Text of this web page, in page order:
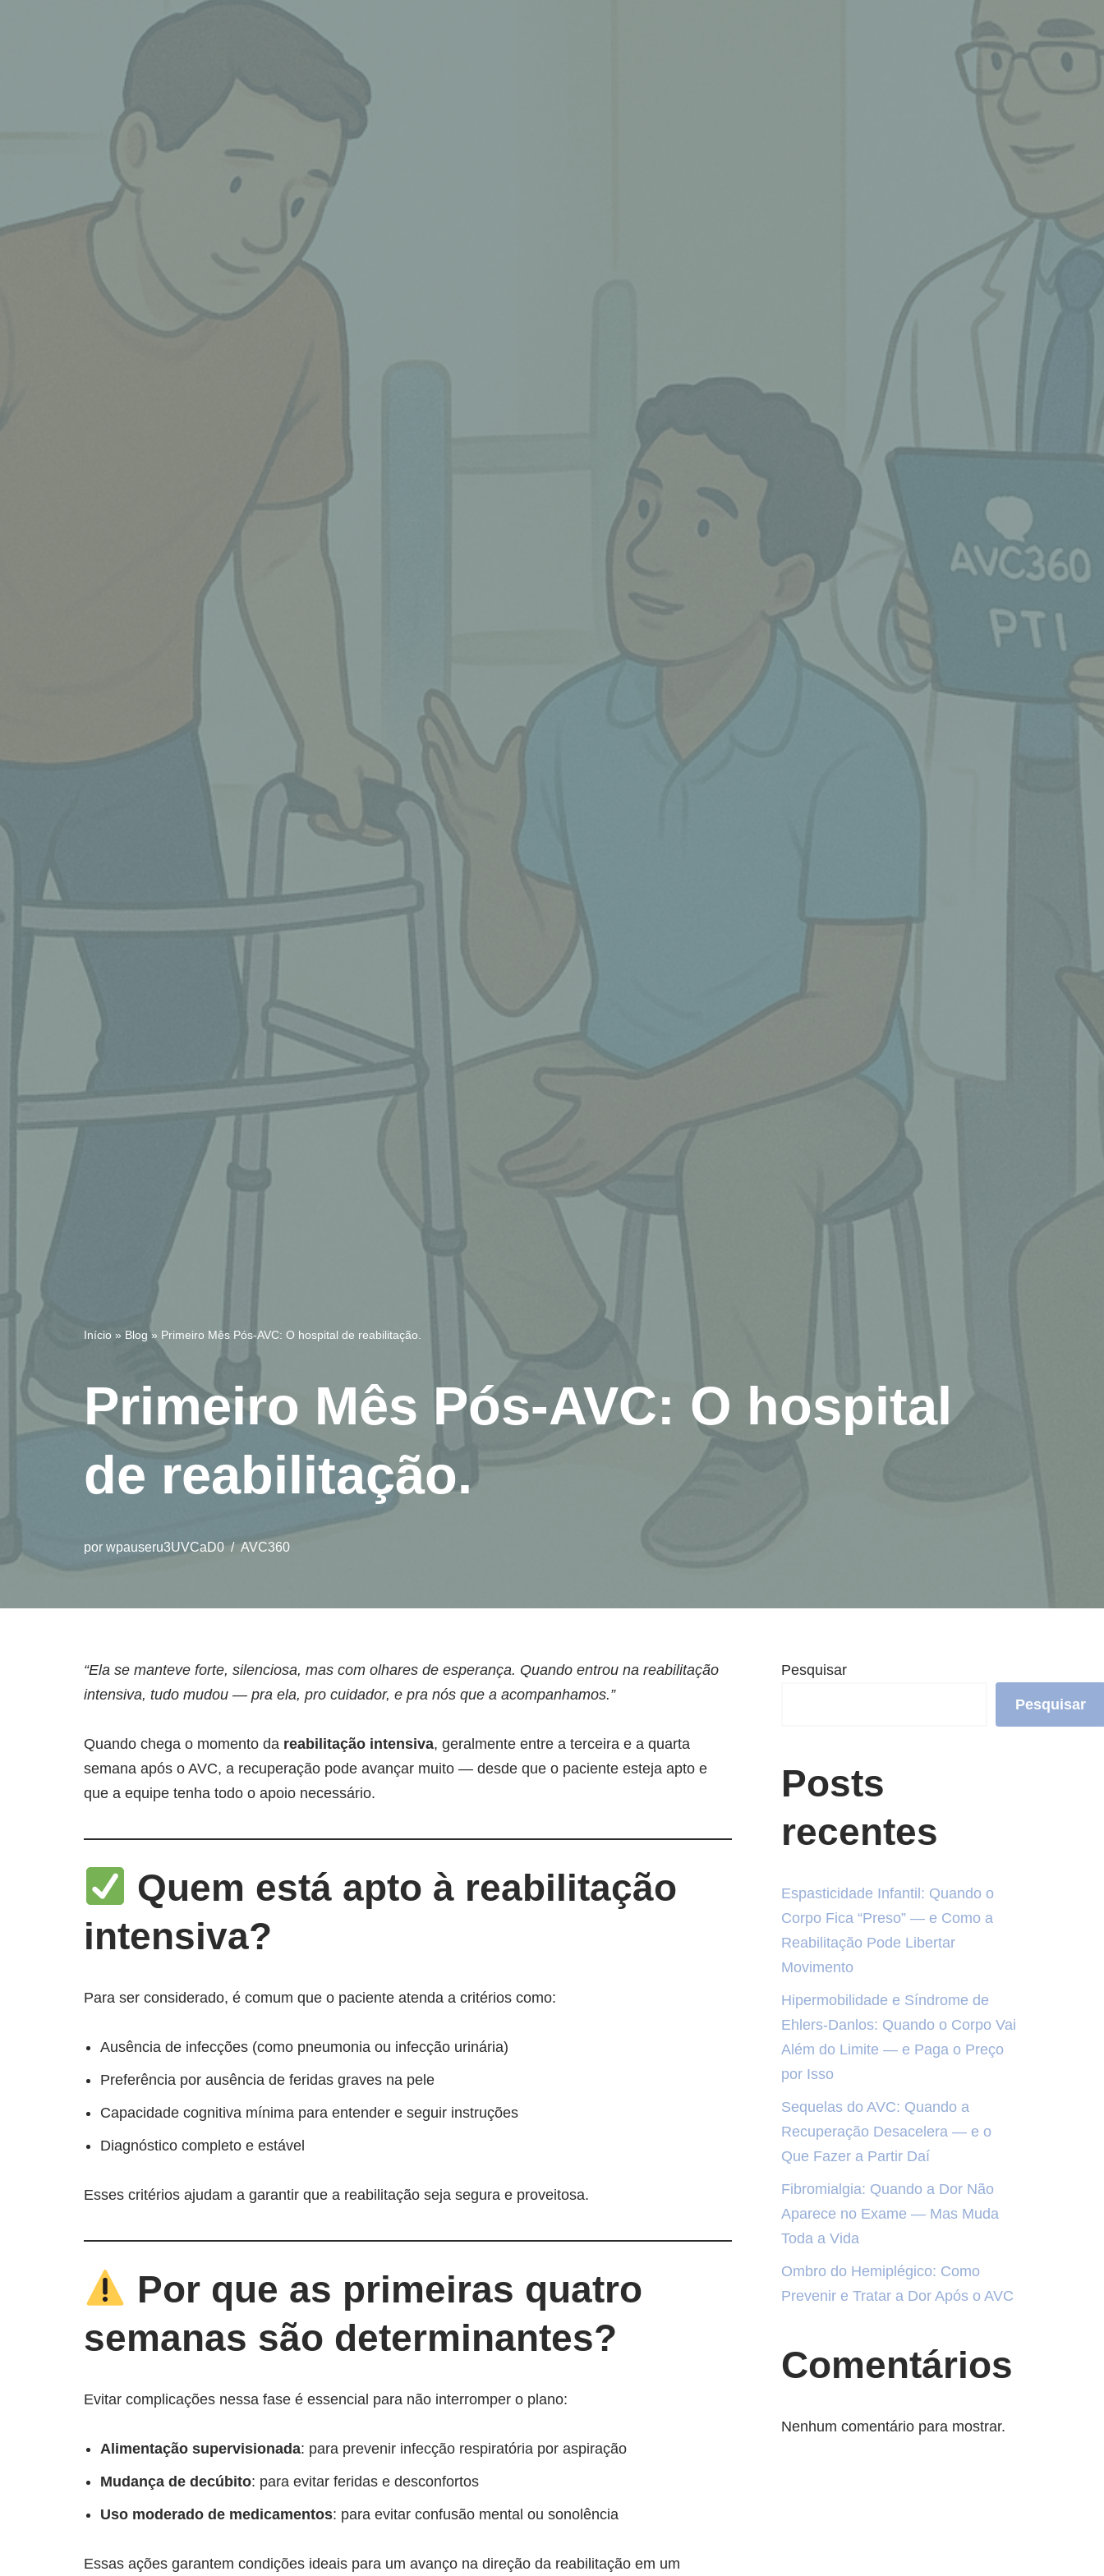
Início » Blog » Primeiro Mês Pós-AVC: O hospital de reabilitação.
Primeiro Mês Pós-AVC: O hospital
de reabilitação.
por wpauseru3UVCaD0 AVC360
“Ela se manteve forte, silenciosa, mas com olhares de esperança. Quando entrou na reabilitação
intensiva, tudo mudou — pra ela, pro cuidador, e pra nós que a acompanhamos.”
Quando chega o momento da reabilitação intensiva, geralmente entre a terceira e a quarta
semana após o AVC, a recuperação pode avançar muito — desde que o paciente esteja apto e
que a equipe tenha todo o apoio necessário.
Quem está apto à reabilitação
intensiva?
Para ser considerado, é comum que o paciente atenda a critérios como:
Ausência de infecções (como pneumonia ou infecção urinária)
Preferência por ausência de feridas graves na pele
Capacidade cognitiva mínima para entender e seguir instruções
Diagnóstico completo e estável
Esses critérios ajudam a garantir que a reabilitação seja segura e proveitosa.
Por que as primeiras quatro
semanas são determinantes?
Evitar complicações nessa fase é essencial para não interromper o plano:
Alimentação supervisionada: para prevenir infecção respiratória por aspiração
Mudança de decúbito: para evitar feridas e desconfortos
Uso moderado de medicamentos: para evitar confusão mental ou sonolência
Essas ações garantem condições ideais para um avanço na direção da reabilitação em um
Pesquisar
Pesquisar
Posts
recentes
Espasticidade Infantil: Quando o
Corpo Fica “Preso” — e Como a
Reabilitação Pode Libertar
Movimento
Hipermobilidade e Síndrome de
Ehlers-Danlos: Quando o Corpo Vai
Além do Limite — e Paga o Preço
por Isso
Sequelas do AVC: Quando a
Recuperação Desacelera — e o
Que Fazer a Partir Daí
Fibromialgia: Quando a Dor Não
Aparece no Exame — Mas Muda
Toda a Vida
Ombro do Hemiplégico: Como
Prevenir e Tratar a Dor Após o AVC
Comentários
Nenhum comentário para mostrar.